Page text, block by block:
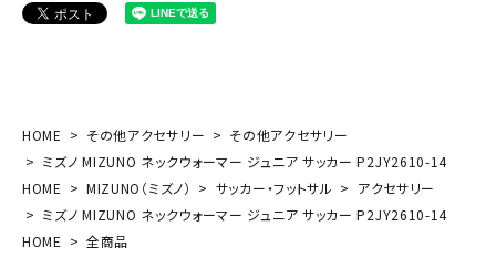
HOME その他アクセサリー
その他アクセサリー
ミズノ MIZUNO ネックウォーマー ジュニア サッカー P2JY2610-14
HOME
MIZUNO（ミズノ） サッカー・フットサル
アクセサリー
ミズノ MIZUNO ネックウォーマー ジュニア サッカー P2JY2610-14
HOME
全商品